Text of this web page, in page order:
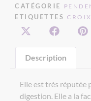
CATÉGORIE
ETIQUETTES CROIX
Description
Elle est très réputée
digestion. Elle a la